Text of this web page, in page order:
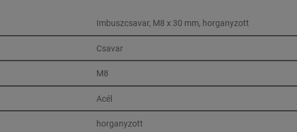
Imbuszcsavar, M8 x 30 mm, horganyzott
Csavar
M8
Acél
horganyzott